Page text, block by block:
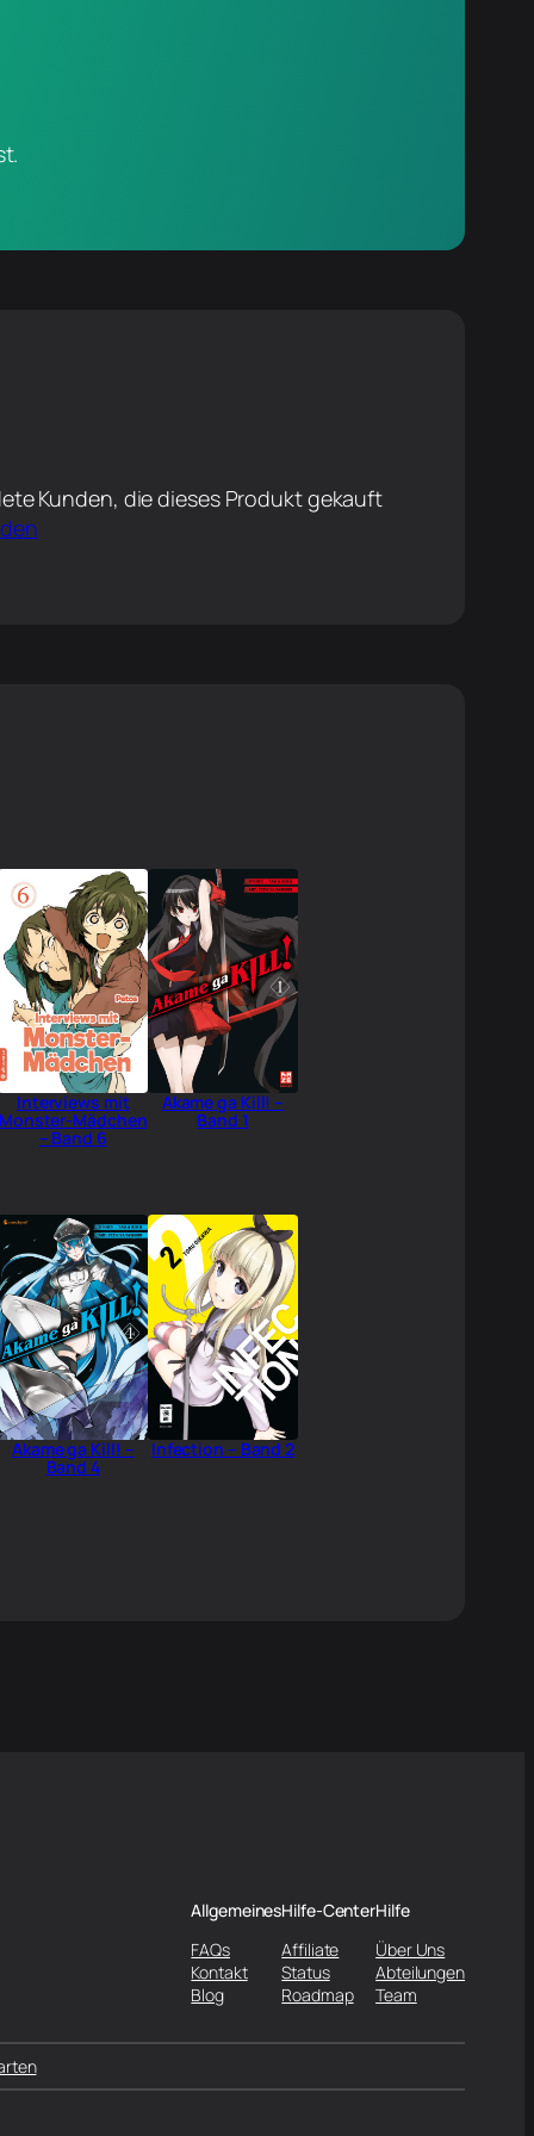
Kunden, die dieses Produkt gekauft
Interviews mit
Mädchen
– Band 6
Akame ga Kill! –
Band 1
Akame ga Kill! –
Band 4
Infection – Band 2
Allgemeines
FAQs
Kontakt
Blog
Hilfe-Center
Affiliate
Status
Roadmap
Hilfe
Über Uns
Abteilungen
Team